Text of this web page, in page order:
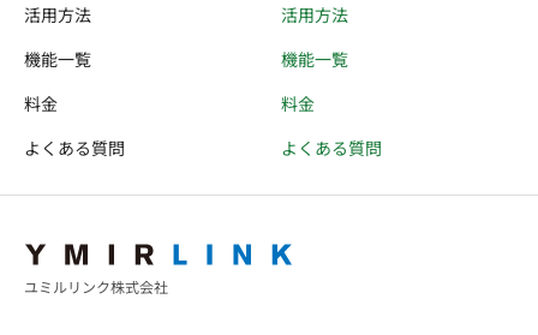
活用方法
機能一覧
料金
よくある質問
活用方法
機能一覧
料金
よくある質問
ユミルリンク株式会社